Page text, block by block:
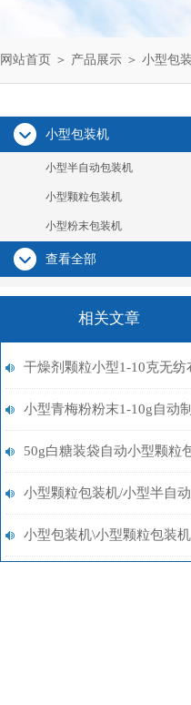
网站首页 ＞ 产品展示 ＞ 小型包
小型包装机
小型半自动包装机
小型颗粒包装机
小型粉末包装机
查看全部
相关文章
干燥剂颗粒小型1-10克无纺
制袋智能自动包装机报价
小型青梅粉粉末1-10g自动制
袋称重包装机多少钱
50g白糖装袋自动小型颗粒
装机多少钱
小型颗粒包装机/小型半自动
包装机/小型粉末包装机设备
小型包装机\小型颗粒包装机